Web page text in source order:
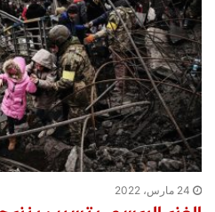
24 مارس، 2022